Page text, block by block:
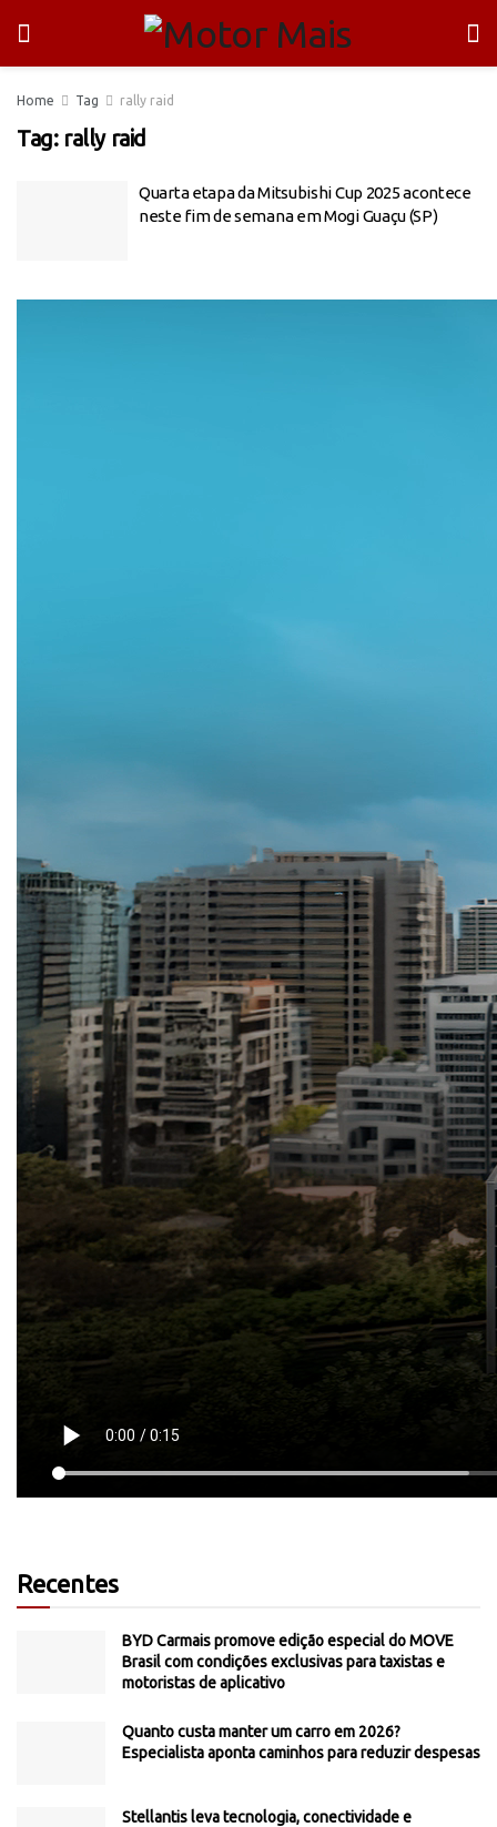
Home Tag rally raid
Tag: rally raid
Quarta etapa da Mitsubishi Cup 2025 acontece
neste fim de semana em Mogi Guaçu (SP)
Recentes
BYD Carmais promove edição especial do MOVE
Brasil com condições exclusivas para taxistas e
motoristas de aplicativo
Quanto custa manter um carro em 2026?
Especialista aponta caminhos para reduzir despesas
Stellantis leva tecnologia, conectividade e